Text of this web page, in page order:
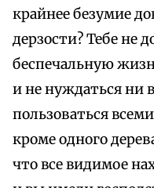
крайнее безумие
дерзости? Тебе не
беспечальную
и не нуждаться ни
пользоваться
кроме одного
что все видимое